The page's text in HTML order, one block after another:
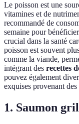
Le poisson est une
vitamines et de
recommandé de
semaine pour
crucial dans la santé
poisson est souvent
comme la viande,
intégrant des recettes
pouvez également
exquises provenant des
1. Saumon